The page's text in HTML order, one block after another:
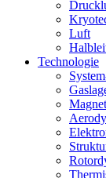
Luft
Technologie